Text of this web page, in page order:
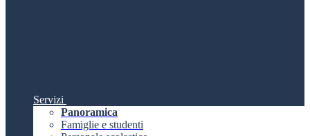
Servizi
Panoramica
Famiglie e studenti